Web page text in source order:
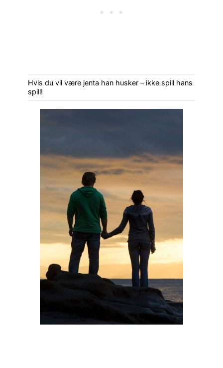
Hvis du vil være jenta han husker – ikke spill hans
spill!